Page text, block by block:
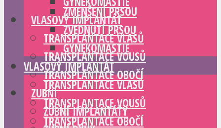
VLASOVÝ IMPLANTÁT
TRANSPLANTACE VLASŮ
TRANSPLANTACE VOUSŮ
TRANSPLANTACE OBOČÍ
ZUBNÍ
ZUBNÍ IMPLANTÁTY
ZMENŠENÍ PRSOU
ZVEDNUTÍ PRSOU
GYNEKOMASTIE
VLASOVÝ IMPLANTÁT
TRANSPLANTACE VLASŮ
TRANSPLANTACE VOUSŮ
TRANSPLANTACE OBOČÍ